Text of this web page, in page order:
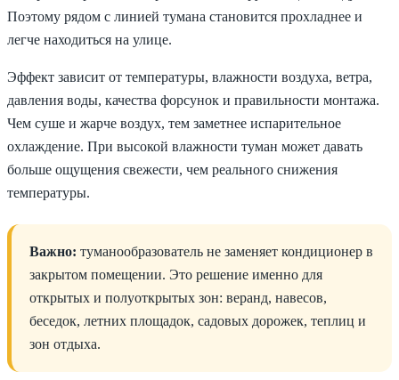
Поэтому рядом с линией тумана становится прохладнее и
легче находиться на улице.
Эффект зависит от температуры, влажности воздуха, ветра,
давления воды, качества форсунок и правильности монтажа.
Чем суше и жарче воздух, тем заметнее испарительное
охлаждение. При высокой влажности туман может давать
больше ощущения свежести, чем реального снижения
температуры.
Важно: туманообразователь не заменяет кондиционер в
закрытом помещении. Это решение именно для
открытых и полуоткрытых зон: веранд, навесов,
беседок, летних площадок, садовых дорожек, теплиц и
зон отдыха.